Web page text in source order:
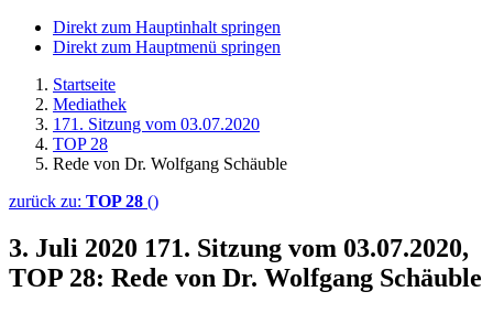
Direkt zum Hauptinhalt springen
Direkt zum Hauptmenü springen
Startseite
Mediathek
171. Sitzung vom 03.07.2020
TOP 28
Rede von Dr. Wolfgang Schäuble
zurück zu: TOP 28 ()
3. Juli 2020 171. Sitzung vom 03.07.2020,
TOP 28: Rede von Dr. Wolfgang Schäuble